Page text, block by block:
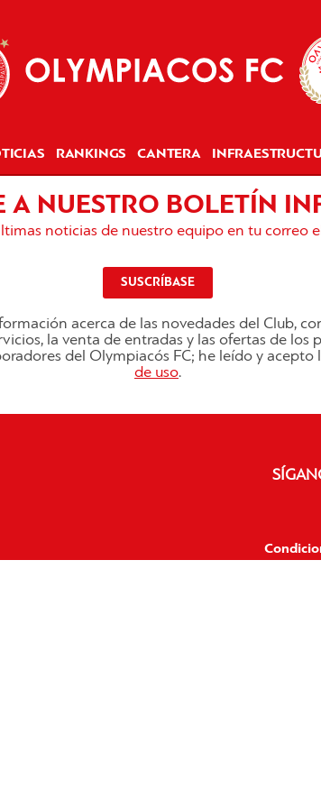
RANKINGS CANTERA
A NUESTRO BOLETÍN
noticias de nuestro equipo en tu correo
SUSCRÍBASE
acerca de las novedades del Club,
la venta de entradas y las ofertas de los
del Olympiacós FC; he leído y acepto
de uso.